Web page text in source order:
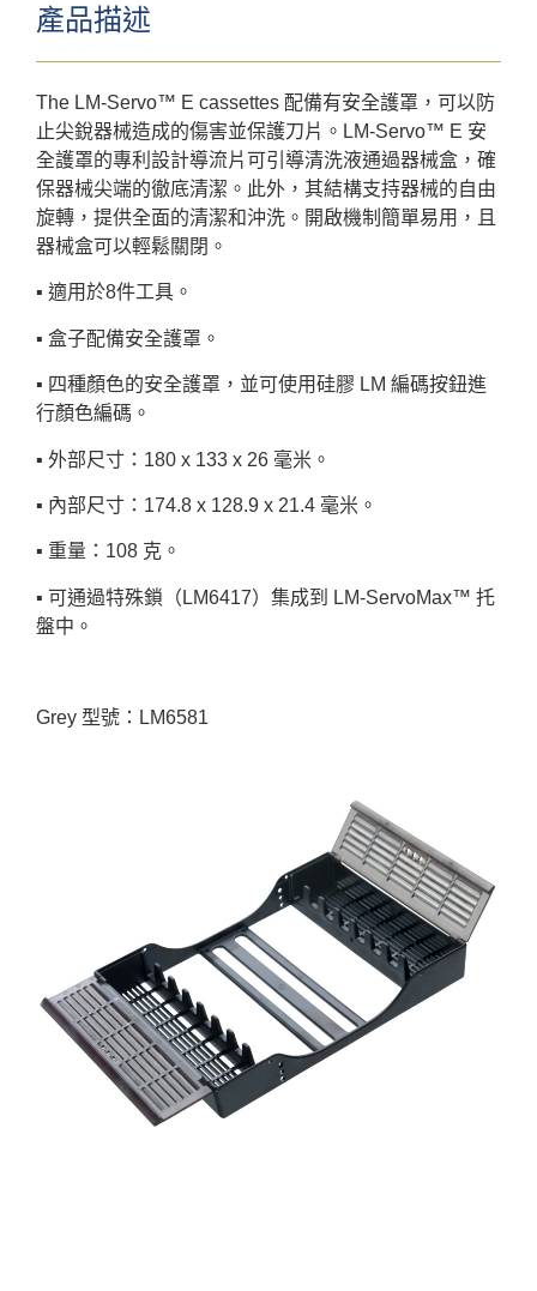
產品描述
The LM-Servo™ E cassettes 配備有安全護罩，可以防
止尖銳器械造成的傷害並保護刀片。LM-Servo™ E 安
全護罩的專利設計導流片可引導清洗液通過器械盒，確
保器械尖端的徹底清潔。此外，其結構支持器械的自由
旋轉，提供全面的清潔和沖洗。開啟機制簡單易用，且
器械盒可以輕鬆關閉。
▪︎ 適用於8件工具。
▪︎ 盒子配備安全護罩。
▪︎ 四種顏色的安全護罩，並可使用硅膠 LM 編碼按鈕進
行顏色編碼。
▪︎ 外部尺寸：180 x 133 x 26 毫米。
▪︎ 內部尺寸：174.8 x 128.9 x 21.4 毫米。
▪︎ 重量：108 克。
▪︎ 可通過特殊鎖（LM6417）集成到 LM-ServoMax™ 托
盤中。
Grey 型號：LM6581